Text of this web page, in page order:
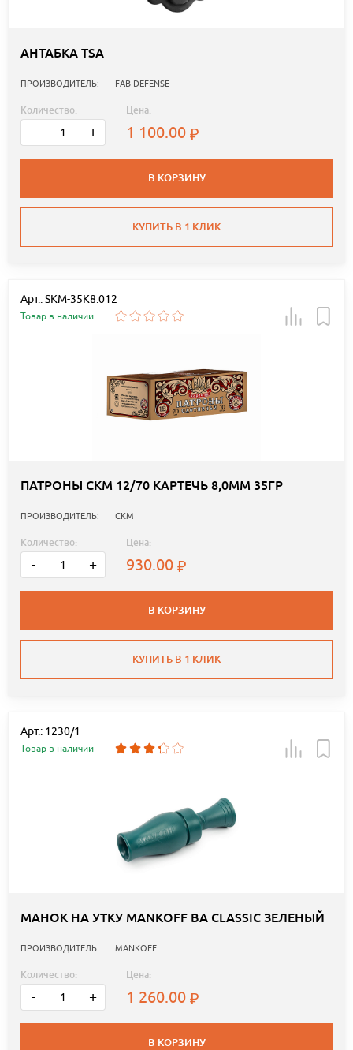
АНТАБКА TSA
ПРОИЗВОДИТЕЛЬ: FAB DEFENSE
Количество:
- +
Цена:
1 100.00
В КОРЗИНУ
КУПИТЬ В 1 КЛИК
Арт.: SKM-35K8.012
Товар в наличии
ПАТРОНЫ СКМ 12/70 КАРТЕЧЬ 8,0ММ 35ГР
ПРОИЗВОДИТЕЛЬ: СКМ
Количество:
- +
Цена:
930.00
В КОРЗИНУ
КУПИТЬ В 1 КЛИК
Арт.: 1230/1
Товар в наличии
МАНОК НА УТКУ MANKOFF BA CLASSIC ЗЕЛЕНЫЙ
ПРОИЗВОДИТЕЛЬ: MANKOFF
Количество:
- +
Цена:
1 260.00
В КОРЗИНУ